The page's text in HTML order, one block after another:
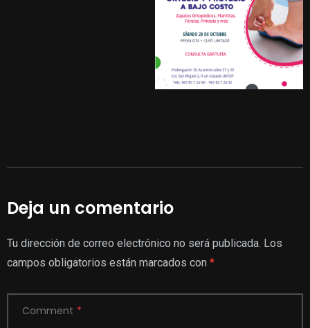
Deja un comentario
Tu dirección de correo electrónico no será publicada. Los
campos obligatorios están marcados con *
Comment *